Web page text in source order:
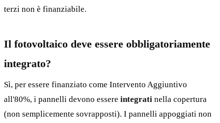
terzi non è finanziabile.
Il fotovoltaico deve essere obbligatoriamente
integrato?
Sì, per essere finanziato come Intervento Aggiuntivo
all'80%, i pannelli devono essere integrati nella copertura
(non semplicemente sovrapposti). I pannelli appoggiati non